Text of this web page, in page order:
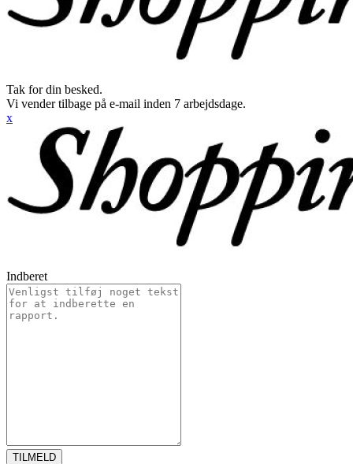
Tak for din besked.
Vi vender tilbage på e-mail inden 7 arbejdsdage.
x
Indberet
TILMELD